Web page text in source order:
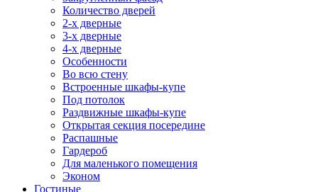
Количество дверей
2-х дверные
3-х дверные
4-х дверные
Особенности
Во всю стену
Встроенные шкафы-купе
Под потолок
Раздвижные шкафы-купе
Открытая секция посередине
Распашные
Гардероб
Для маленького помещения
Эконом
Гостиные